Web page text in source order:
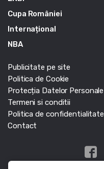
Cupa României
Internațional
NBA
Publicitate pe site
Politica de Cookie
Protecția Datelor Personale
Termeni si conditii
Politica de confidentialitate
Contact